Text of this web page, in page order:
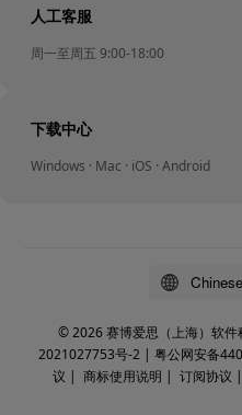
人工客服
周一至周五 9:00-18:00
下载中心
Windows · Mac · iOS · Android
© 2026 赛博爱思（上海）软
2021027753号-2| 粤公网安备
议 | 商标使用说明 | 订阅协议 |